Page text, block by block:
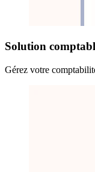
Solution
Gérez votre